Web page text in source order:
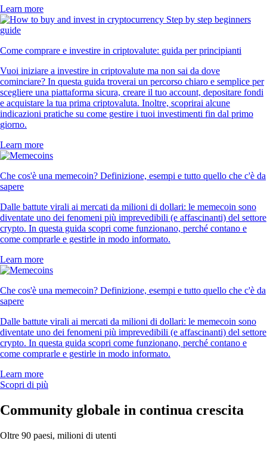
Learn more
Come comprare e investire in criptovalute: guida per principianti
Vuoi iniziare a investire in criptovalute ma non sai da dove
cominciare? In questa guida troverai un percorso chiaro e semplice per
scegliere una piattaforma sicura, creare il tuo account, depositare fondi
e acquistare la tua prima criptovaluta. Inoltre, scoprirai alcune
indicazioni pratiche su come gestire i tuoi investimenti fin dal primo
giorno.
Learn more
Che cos'è una memecoin? Definizione, esempi e tutto quello che c'è da
sapere
Dalle battute virali ai mercati da milioni di dollari: le memecoin sono
diventate uno dei fenomeni più imprevedibili (e affascinanti) del settore
crypto. In questa guida scopri come funzionano, perché contano e
come comprarle e gestirle in modo informato.
Learn more
Che cos'è una memecoin? Definizione, esempi e tutto quello che c'è da
sapere
Dalle battute virali ai mercati da milioni di dollari: le memecoin sono
diventate uno dei fenomeni più imprevedibili (e affascinanti) del settore
crypto. In questa guida scopri come funzionano, perché contano e
come comprarle e gestirle in modo informato.
Learn more
Scopri di più
Community globale in continua crescita
Oltre 90 paesi, milioni di utenti